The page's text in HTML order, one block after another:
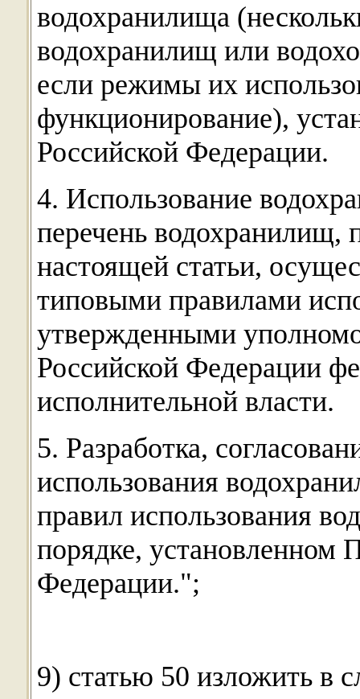
водохранилища
водохранилищ или
если режимы их
функционирование),
Российской Федерации.
4. Использование
перечень водохранилищ,
настоящей статьи,
типовыми правилами
утвержденными
Российской Федерации
исполнительной власти.
5. Разработка,
использования
правил использования
порядке, установленном
Федерации.";
9) статью 50 изложить в